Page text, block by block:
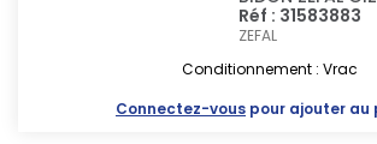
Réf : 31583883
ZEFAL
Conditionnement : Vrac
Connectez-vous pour ajouter au